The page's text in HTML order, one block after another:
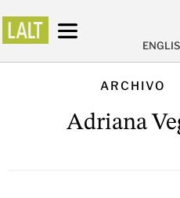
ARCHIVO
Adriana